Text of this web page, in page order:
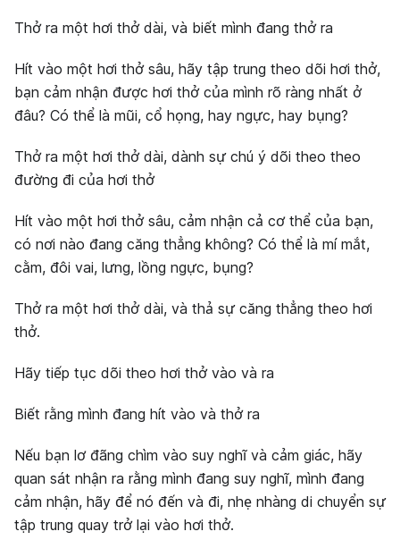
Thở ra một hơi thở dài, và biết mình đang thở ra
Hít vào một hơi thở sâu, hãy tập trung theo dõi hơi thở,
bạn cảm nhận được hơi thở của mình rõ ràng nhất ở
đâu? Có thể là mũi, cổ họng, hay ngực, hay bụng?
Thở ra một hơi thở dài, dành sự chú ý dõi theo theo
đường đi của hơi thở
Hít vào một hơi thở sâu, cảm nhận cả cơ thể của bạn,
có nơi nào đang căng thẳng không? Có thể là mí mắt,
cằm, đôi vai, lưng, lồng ngực, bụng?
Thở ra một hơi thở dài, và thả sự căng thẳng theo hơi
thở.
Hãy tiếp tục dõi theo hơi thở vào và ra
Biết rằng mình đang hít vào và thở ra
Nếu bạn lơ đãng chìm vào suy nghĩ và cảm giác, hãy
quan sát nhận ra rằng mình đang suy nghĩ, mình đang
cảm nhận, hãy để nó đến và đi, nhẹ nhàng di chuyển sự
tập trung quay trở lại vào hơi thở.